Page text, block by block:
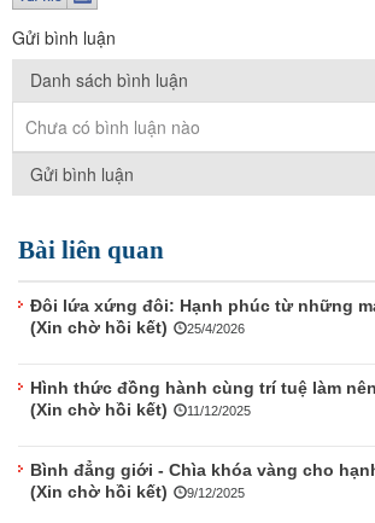
Vận hành bởi QI Corp
Gửi bình luận
Danh sách bình luận
Chưa có bình luận nào
Gửi bình luận
Bài liên quan
Đôi lứa xứng đôi: Hạnh phúc từ những
(Xin chờ hồi kết)
25/4/2026
Hình thức đồng hành cùng trí tuệ làm
(Xin chờ hồi kết)
11/12/2025
Bình đẳng giới - Chìa khóa vàng cho
(Xin chờ hồi kết)
9/12/2025